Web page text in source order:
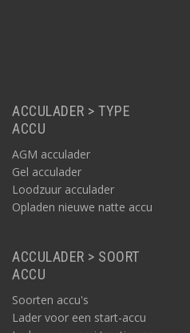
ACCULADER > TYPE
ACCU
AGM acculader
Gel acculader
Loodzuur acculader
Opladen nieuwe natte accu
ACCULADER > SOORT
ACCU
Soorten accu's
Lader voor een start-accu